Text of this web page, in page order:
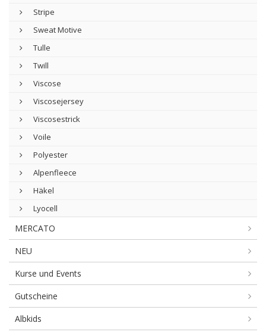
Stripe
Sweat Motive
Tulle
Twill
Viscose
Viscosejersey
Viscosestrick
Voile
Polyester
Alpenfleece
Häkel
Lyocell
MERCATO
NEU
Kurse und Events
Gutscheine
Albkids